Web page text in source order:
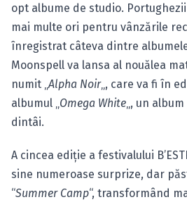
opt albume de studio.
mai multe ori pentru vânzările
înregistrat câteva dintre
Moonspell va lansa al nouălea
numit „ Alpha Noir„, care va fi în
albumul „ Omega White „, un
dintâi.
A cincea ediţie a festivalului
sine numeroase surprize, dar
“Summer Camp“, transformând